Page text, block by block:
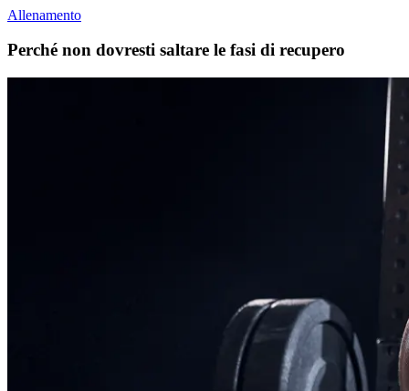
Allenamento
Perché non dovresti saltare le fasi di recupero